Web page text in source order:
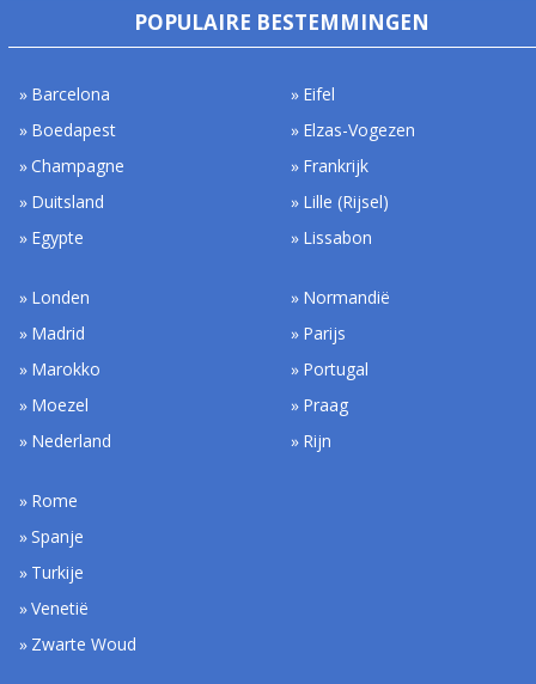
POPULAIRE BESTEMMINGEN
Barcelona
Boedapest
Champagne
Duitsland
Egypte
Eifel
Elzas-Vogezen
Frankrijk
Lille (Rijsel)
Lissabon
Londen
Madrid
Marokko
Moezel
Nederland
Normandië
Parijs
Portugal
Praag
Rijn
Rome
Spanje
Turkije
Venetië
Zwarte Woud